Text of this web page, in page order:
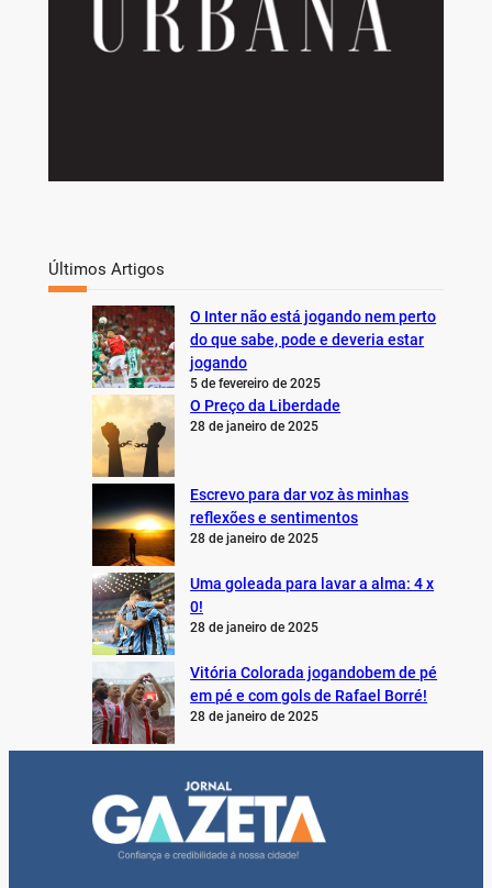
Últimos Artigos
O Inter não está jogando nem perto
do que sabe, pode e deveria estar
jogando
5 de fevereiro de 2025
O Preço da Liberdade
28 de janeiro de 2025
Escrevo para dar voz às minhas
reflexões e sentimentos
28 de janeiro de 2025
Uma goleada para lavar a alma: 4 x
0!
28 de janeiro de 2025
Vitória Colorada jogandobem de pé
em pé e com gols de Rafael Borré!
28 de janeiro de 2025